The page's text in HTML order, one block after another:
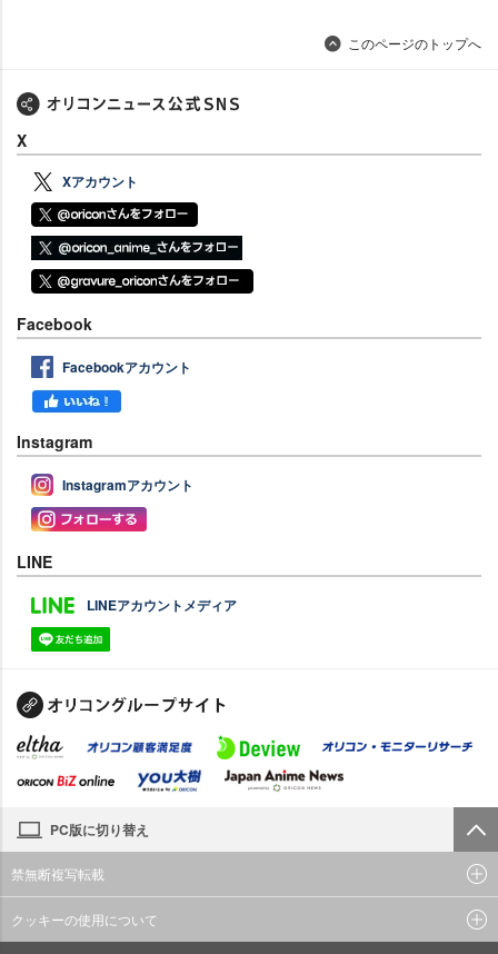
このページのトップへ
X
Xアカウント
Facebook
Facebookアカウント
Instagram
Instagramアカウント
LINE
LINEアカウントメディア
PC版に切り替え
禁無断複写転載
クッキーの使用について